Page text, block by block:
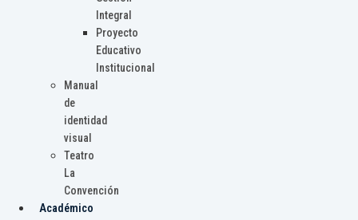
Integral
Proyecto
Educativo
Institucional
Manual
de
identidad
visual
Teatro
La
Convención
Académico